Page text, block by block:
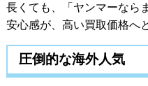
長くても、「ヤンマーなら
安心感が、高い買取価格へ
圧倒的な海外人気